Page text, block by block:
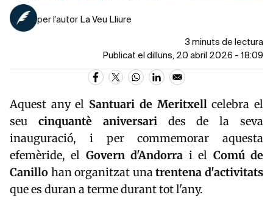
per l’autor La Veu Lliure
3 minuts de lectura
Publicat el dilluns, 20 abril 2026 - 18:09
Aquest any el Santuari de Meritxellcelebra el
seu cinquantè aniversarides de la seva
inauguració, i per commemorar aquesta
efemèride, el Govern d'Andorra i el Comú de
Canillo han organitzat unatrentena d'activitats
que es duran a terme durant tot l'any.